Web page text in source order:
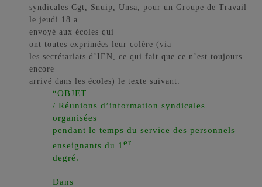
syndicales Cgt, Snuip, Unsa, pour un Groupe de Travail
le jeudi 18 a
envoyé aux écoles qui
ont toutes exprimées leur colère (via
les secrétariats d’IEN, ce qui fait que ce n’est toujours
encore
arrivé dans les écoles) le texte suivant:
“OBJET
/ Réunions d’information syndicales
organisées
pendant le temps du service des personnels
enseignants du 1er
degré.
Dans